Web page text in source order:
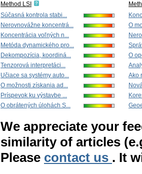
Method LSI
Súčasná kontrola stabi...
Nerovnovážne koncentrá...
Koncentrácia voľných n...
Metóda dynamického pro...
Dekompozícia, koordiná...
Tenzorová interpretáci...
Učiace sa systémy auto...
O možnosti získania ad...
Príspevok ku výstavbe ...
O obrátených úlohách S...
O
O
Ako
We appreciate your
similarity of articles
Please contact us . It